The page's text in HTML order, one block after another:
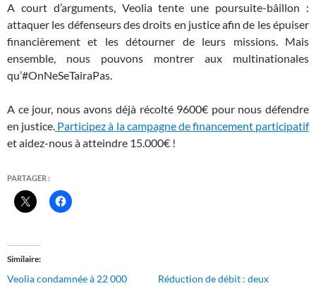
A court d’arguments, Veolia tente une poursuite-bâillon :
attaquer les défenseurs des droits en justice afin de les épuiser
financièrement et les détourner de leurs missions. Mais
ensemble, nous pouvons montrer aux multinationales
qu’#OnNeSeTairaPas.
A ce jour, nous avons déjà récolté 9600€ pour nous défendre
en justice. Participez à la campagne de financement participatif
et aidez-nous à atteindre 15.000€ !
PARTAGER :
Similaire
Veolia condamnée à 22 000
Réduction de débit : deux